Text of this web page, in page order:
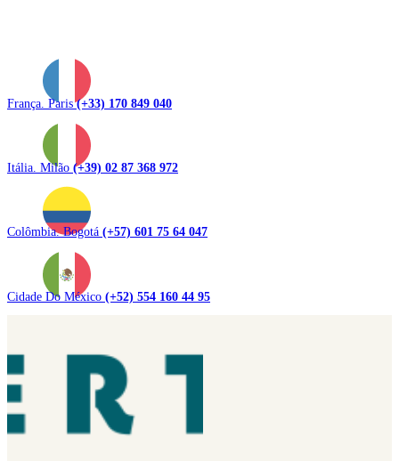
França. Paris(+33) 170 849 040
Itália. Milão (+39) 02 87 368 972
Colômbia. Bogotá (+57) 601 75 64 047
Cidade Do México (+52) 554 160 44 95